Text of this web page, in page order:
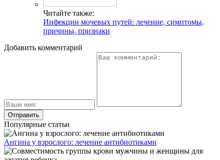
Читайте также:
Инфекции мочевых путей: лечение, симптомы,
причины, признаки
Добавить комментарий
Популярные статьи
Ангина у взрослого: лечение антибиотиками